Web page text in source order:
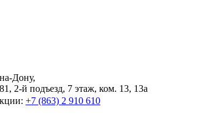
Дону,
2-й подъезд, 7 этаж, ком. 13, 13а
+7 (863) 2 910 610